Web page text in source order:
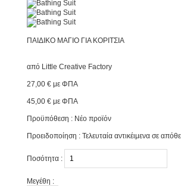
ΠΑΙΔΙΚΌ ΜΑΓΙΌ ΓΙΑ ΚΟΡΊΤΣΙΑ
από Little Creative Factory
27,00 € με ΦΠΑ
45,00 € με ΦΠΑ
Προϋπόθεση : Νέο προϊόν
Προειδοποίηση : Τελευταία αντικέιμενα σε
Ποσότητα :
Μεγέθη :